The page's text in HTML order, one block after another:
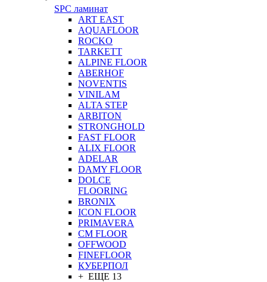
SPC ламинат
ART EAST
AQUAFLOOR
ROCKO
TARKETT
ALPINE FLOOR
ABERHOF
NOVENTIS
VINILAM
ALTA STEP
ARBITON
STRONGHOLD
FAST FLOOR
ALIX FLOOR
ADELAR
DAMY FLOOR
DOLCE
FLOORING
BRONIX
ICON FLOOR
PRIMAVERA
CM FLOOR
OFFWOOD
FINEFLOOR
КУБЕРПОЛ
+ ЕЩЕ 13